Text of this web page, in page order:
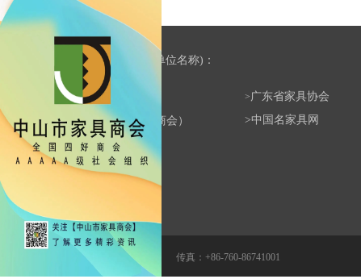
>中国家具协会
>中山市工商联（总商会）
香港家私协会
友情链接(合作单位名称)：
>广东省家具协会
>中国名家具网
电话：+86-760-88818512 传真：+86-760-86741001